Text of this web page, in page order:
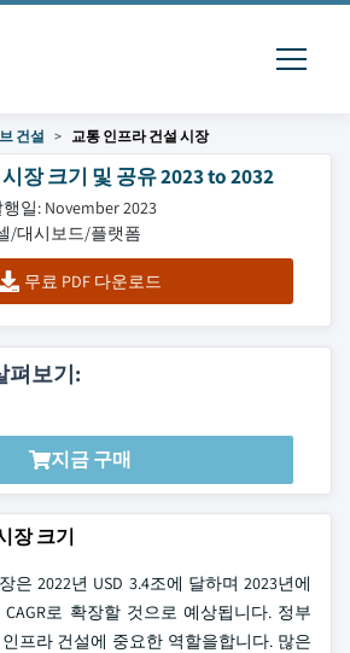
건설 교통 인프라 건설 시장
장 크기 및 공유 2023 to 2032
행일: November 2023
/대시보드/플랫폼
무료 PDF 다운로드
펴보기:
지금 구매
장 크기
은 2022년 USD 3.4조에 달하며 2023년에
로 확장할 것으로 예상됩니다. 정부
프라 건설에 중요한 역할을합니다. 많은